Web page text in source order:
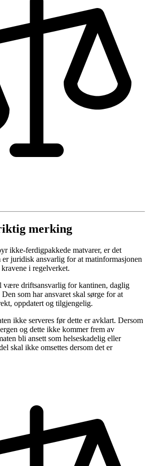
merking
ikke-ferdigpakkede matvarer, er det
juridisk ansvarlig for at matinformasjonen
i regelverket.
være driftsansvarlig for kantinen, daglig
som har ansvaret skal sørge for at
oppdatert og tilgjengelig.
ikke serveres før dette er avklart. Dersom
og dette ikke kommer frem av
bli ansett som helseskadelig eller
skal ikke omsettes dersom det er